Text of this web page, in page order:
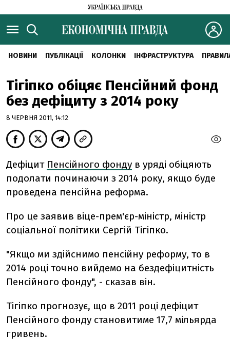
НОВИНИ ПУБЛІКАЦІЇ КОЛОНКИ ІНФРАСТРУКТУРА
Тігіпко обіцяє Пенсійний фонд
без дефіциту з 2014 року
8 ЧЕРВНЯ 2011, 14:12
Дефіцит Пенсійного фонду в уряді обіцяють
подолати починаючи з 2014 року, якщо буде
проведена пенсійна реформа.
Про це заявив віце-прем'єр-міністр, міністр
соціальної політики Сергій Тігіпко.
"Якщо ми здійснимо пенсійну реформу, то в
2014 році точно вийдемо на бездефіцитність
Пенсійного фонду", - сказав він.
Тігіпко прогнозує, що в 2011 році дефіцит
Пенсійного фонду становитиме 17,7 мільярда
гривень.